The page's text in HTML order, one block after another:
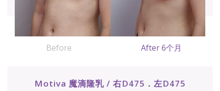
Before After 6个月
Motiva 魔滴隆乳 / 右D475．左D475